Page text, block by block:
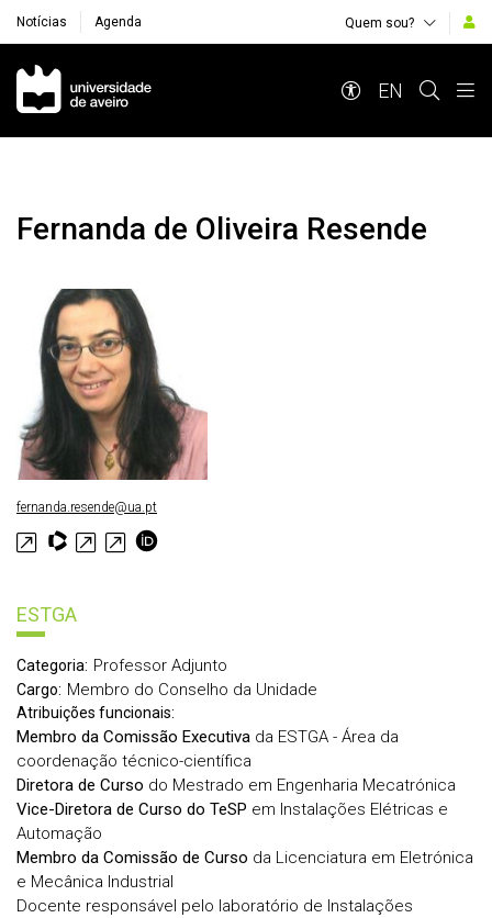
Notícias Agenda Quem sou?
Navegação Principal
EN
Fernanda de Oliveira Resende
ESTGA
Categoria: Professor Adjunto
Cargo: Membro do Conselho da Unidade
Atribuições funcionais:
Membro da Comissão Executiva da ESTGA - Área da
coordenação técnico-científica
Diretora de Curso do Mestrado em Engenharia Mecatrónica
Vice-Diretora de Curso do TeSP em Instalações Elétricas e
Automação
Membro da Comissão de Curso da Licenciatura em Eletrónica
e Mecânica Industrial
Docente responsável pelo laboratório de Instalações
fernanda.resende@ua.pt